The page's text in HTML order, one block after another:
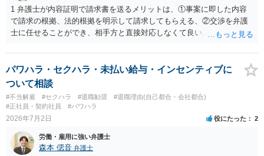
1 弁護士が内容証明で請求書を送るメリットは、①事案に即した内容
で請求の根拠、法的根拠を明示して請求してもらえる、②交渉を弁護
士に任せることができ、相手方と直接対応しなくて良い、というとこ
請求は可能ですが、相手が任意に払うかどうかは分かりません。 ２
民事訴訟に証拠の制限はありませんが、秘密録音はプライバシー保護
の観点から、裁判の証拠にする場合には注意が必要です(証拠排除され
る場合があります。)。 ３ 会社がどういう証拠に基づいて、誰が判断
したかわかりませんが、会社がセクハラ認定しなかったからといっ
て、裁判所も認定しないとは限りません。具体的な証拠とそれで認定
しないようにして下さい。そういう報復的なことをしなければ名誉毀
損にはなりません。反訴は貴女が加害行為をしなければ、通常は起こ
パワハラ・セクハラ・未払い給与・インセンティブに
ついて相談
#不当解雇 #セクハラ #退職勧奨
#退職理由(自己都合・会社都合)
#正社員・契約社員
#パワハラ
2026年7月2日 役にたった 2
労働・雇用に強い弁護士
森本 偲音 弁護士